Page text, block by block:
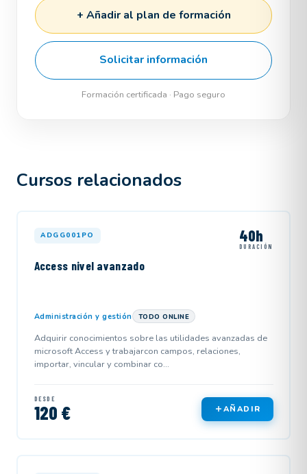
+ Añadir al plan de formación
Solicitar información
Formación certificada · Pago seguro
Cursos relacionados
ADGG001PO 40h
DURACIÓN
Access nivel avanzado
Administración y gestión TODO ONLINE
Adquirir conocimientos sobre las utilidades avanzadas de
microsoft Access y trabajarcon campos, relaciones,
importar, vincular y combinar co...
DESDE
120 € AÑADIR